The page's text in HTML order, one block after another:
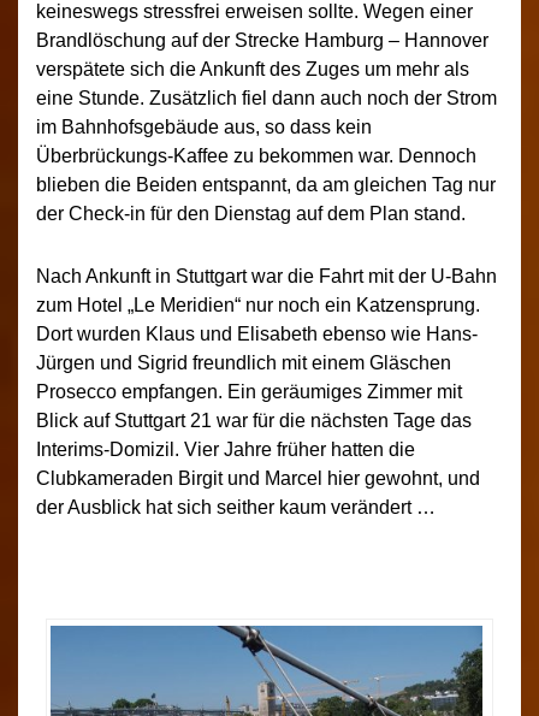
keineswegs stressfrei erweisen sollte. Wegen einer
Brandlöschung auf der Strecke Hamburg – Hannover
verspätete sich die Ankunft des Zuges um mehr als
eine Stunde. Zusätzlich fiel dann auch noch der Strom
im Bahnhofsgebäude aus, so dass kein
Überbrückungs-Kaffee zu bekommen war. Dennoch
blieben die Beiden entspannt, da am gleichen Tag nur
der Check-in für den Dienstag auf dem Plan stand.
Nach Ankunft in Stuttgart war die Fahrt mit der U-Bahn
zum Hotel „Le Meridien“ nur noch ein Katzensprung.
Dort wurden Klaus und Elisabeth ebenso wie Hans-
Jürgen und Sigrid freundlich mit einem Gläschen
Prosecco empfangen. Ein geräumiges Zimmer mit
Blick auf Stuttgart 21 war für die nächsten Tage das
Interims-Domizil. Vier Jahre früher hatten die
Clubkameraden Birgit und Marcel hier gewohnt, und
der Ausblick hat sich seither kaum verändert …